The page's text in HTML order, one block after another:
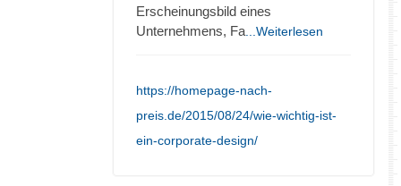
Erscheinungsbild eines
Unternehmens, Fa ...Weiterlesen
https://homepage-nach-
preis.de/2015/08/24/wie-wichtig-ist-
ein-corporate-design/